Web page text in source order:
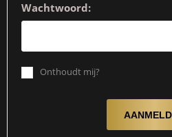
Wachtwoord:
Onthoudt mij?